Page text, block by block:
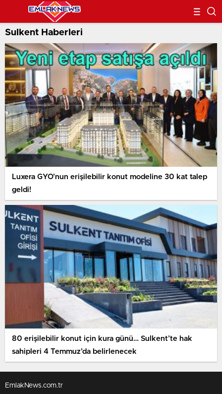
Sulkent Haberleri
Luxera GYO’nun erişilebilir konut modeline 30 kat talep
geldi!
80 erişilebilir konut için kura günü… Sulkent’te hak
sahipleri 4 Temmuz’da belirlenecek
EmlakNews.com.tr